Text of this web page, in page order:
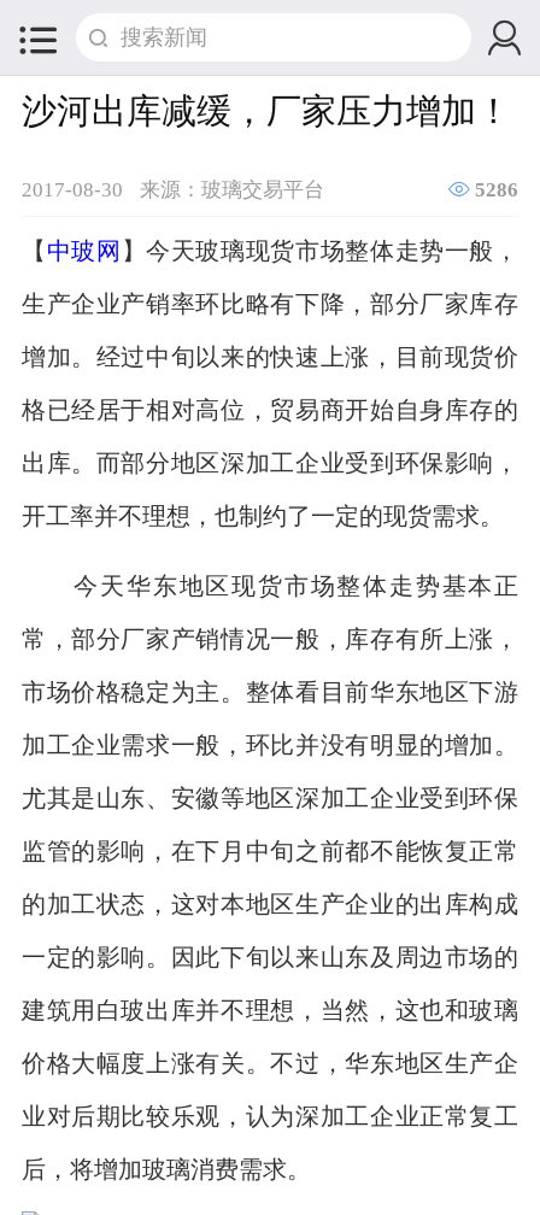
 
沙河出库减缓，厂家压力增加！
2017-08-30 来源：玻璃交易平台  5286
【 中玻网 】今天玻璃现货市场整体走势一般，
生产企业产销率环比略有下降，部分厂家库存
增加。经过中旬以来的快速上涨，目前现货价
格已经居于相对高位，贸易商开始自身库存的
出库。而部分地区深加工企业受到环保影响，
开工率并不理想，也制约了一定的现货需求。
今天华东地区现货市场整体走势基本正
常，部分厂家产销情况一般，库存有所上涨，
市场价格稳定为主。整体看目前华东地区下游
加工企业需求一般，环比并没有明显的增加。
尤其是山东、安徽等地区深加工企业受到环保
监管的影响，在下月中旬之前都不能恢复正常
的加工状态，这对本地区生产企业的出库构成
一定的影响。因此下旬以来山东及周边市场的
建筑用白玻出库并不理想，当然，这也和玻璃
价格大幅度上涨有关。不过，华东地区生产企
业对后期比较乐观，认为深加工企业正常复工
后，将增加玻璃消费需求。